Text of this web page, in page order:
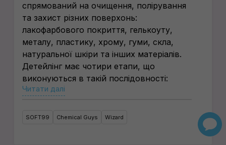
спрямований на очищення, полірування
та захист різних поверхонь:
лакофарбового покриття, гелькоуту,
металу, пластику, хрому, гуми, скла,
натуральної шкіри та інших матеріалів.
Детейлінг має чотири етапи, що
виконуються в такій послідовності:
мийка, глибоке чищення, відновлення,
З яких товарів почати догляд
Читати далі
SOFT99 Chemical Guys Wizard